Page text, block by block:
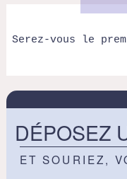
Serez-vous le
DÉPOSEZ
ET SOURIEZ,